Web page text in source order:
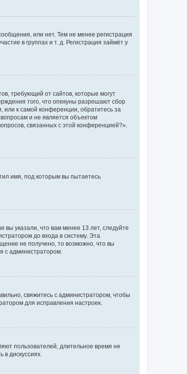
или нет. Тем не менее регистрация
в группах и т. д. Регистрация займёт у
требующий от сайтов, которые могут
того, что опекуны разрешают сбор
к самой конференции, обратитесь за
и не является объектом
связанных с этой конференцией?».
имя, под которым вы пытаетесь
вы указали, что вам менее 13 лет, следуйте
до входа в систему. Эта
не получено, то возможно, что вы
с администратором.
свяжитесь с администратором, чтобы
для исправления настроек.
пользователей, длительное время не
дискуссиях.